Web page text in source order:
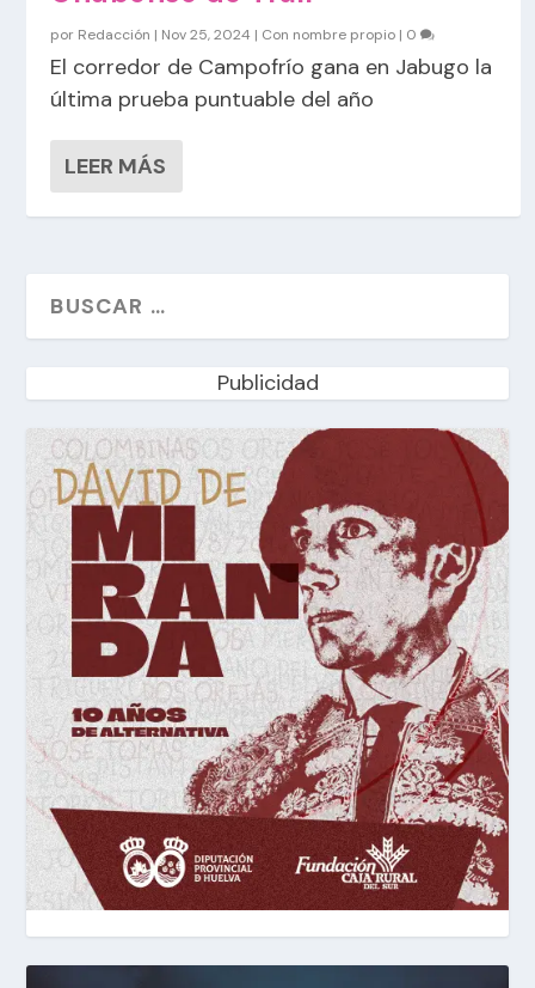
por Redacción | Nov 25, 2024 | Con nombre propio | 0
El corredor de Campofrío gana en Jabugo la
última prueba puntuable del año
LEER MÁS
Publicidad